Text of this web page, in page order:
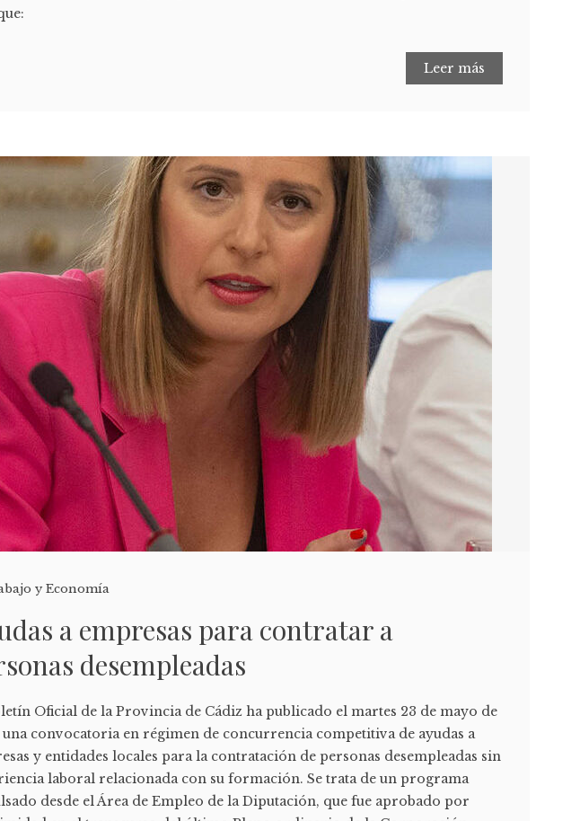
Leer más
y Economía
a empresas para contratar a
desempleadas
Oficial de la Provincia de Cádiz ha publicado el martes 23 de mayo de
una convocatoria en régimen de concurrencia competitiva de ayudas a
y entidades locales para la contratación de personas desempleadas sin
laboral relacionada con su formación. Se trata de un programa
desde el Área de Empleo de la Diputación, que fue aprobado por